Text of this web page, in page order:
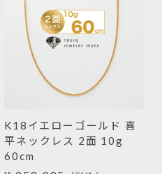
K18イエローゴールド 喜
平ネックレス 2面 10g
60cm